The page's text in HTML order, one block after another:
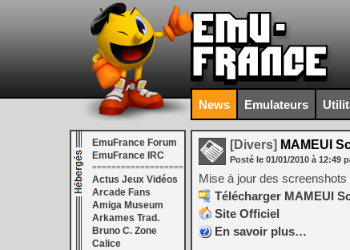
News Emulateurs
EmuFrance Forum
EmuFrance IRC
===================
Actus Jeux Vidéos
Arcade Fans
Amiga Museum
Arkames Trad.
Bruno C. Zone
Calice
[Divers] MAMEUI
Posté le 01/01/2010 à 12:49
Mise à jour des screenshots
Télécharger MAMEUI
Site Officiel
En savoir plus…